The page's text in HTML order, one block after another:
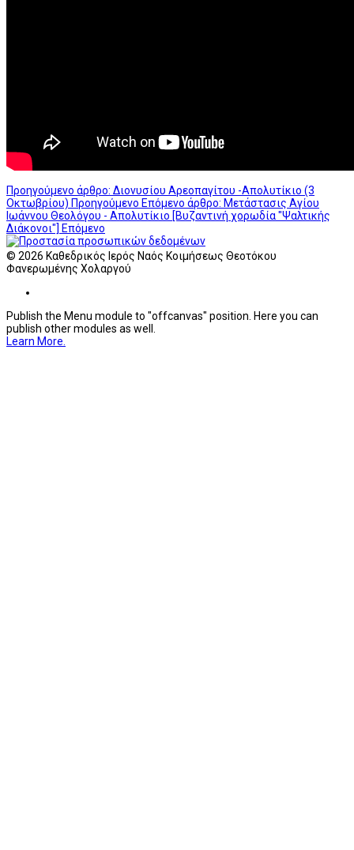
Προηγούμενο άρθρο: Διονυσίου Αρεοπαγίτου -Απολυτίκιο (3
Οκτωβρίου) Προηγούμενο Επόμενο άρθρο: Μετάστασις Αγίου
Ιωάννου Θεολόγου - Απολυτίκιο [Βυζαντινή χορωδία "Ψαλτικής
Διάκονοι"] Επόμενο
© 2026 Καθεδρικός Ιερός Ναός Κοιμήσεως Θεοτόκου
Φανερωμένης Χολαργού
Publish the Menu module to "offcanvas" position. Here you can
publish other modules as well.
Learn More.